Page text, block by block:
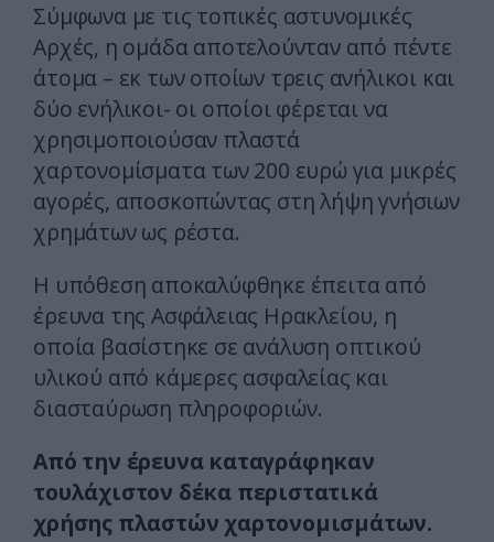
Σύμφωνα με τις τοπικές αστυνομικές
Αρχές, η ομάδα αποτελούνταν από πέντε
άτομα – εκ των οποίων τρεις ανήλικοι και
δύο ενήλικοι- οι οποίοι φέρεται να
χρησιμοποιούσαν πλαστά
χαρτονομίσματα των 200 ευρώ για μικρές
αγορές, αποσκοπώντας στη λήψη γνήσιων
χρημάτων ως ρέστα.
Η υπόθεση αποκαλύφθηκε έπειτα από
έρευνα της Ασφάλειας Ηρακλείου, η
οποία βασίστηκε σε ανάλυση οπτικού
υλικού από κάμερες ασφαλείας και
διασταύρωση πληροφοριών.
Από την έρευνα καταγράφηκαν
τουλάχιστον δέκα περιστατικά
χρήσης πλαστών χαρτονομισμάτων.